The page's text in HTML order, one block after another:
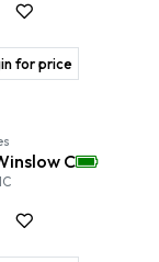
for price
C